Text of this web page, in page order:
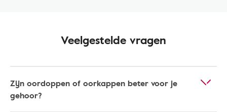
Veelgestelde vragen
Zijn oordoppen of oorkappen beter voor je
gehoor?